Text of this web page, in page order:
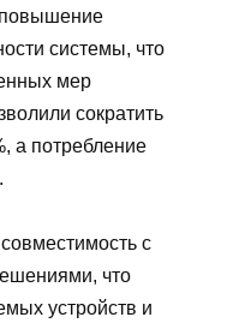
повышение
системы, что
мер
сократить
а потребление
с
что
устройств и